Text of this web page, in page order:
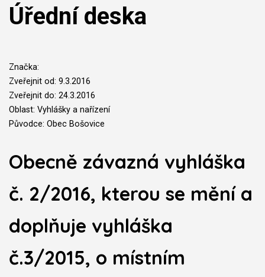
Úřední deska
Značka:
Zveřejnit od: 9.3.2016
Zveřejnit do: 24.3.2016
Oblast: Vyhlášky a nařízení
Původce: Obec Bošovice
Obecně závazná vyhláška
č. 2/2016, kterou se mění a
doplňuje vyhláška
č.3/2015, o místním